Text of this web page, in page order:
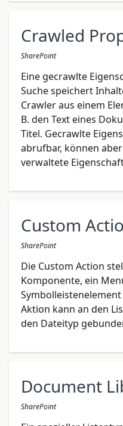
Crawled
SharePoint
Eine gecrawlte
Suche speichert
Crawler aus einem
B. den Text eines
Titel. Gecrawlte
abrufbar, können
verwaltete
Custom
SharePoint
Die Custom Action
Komponente, ein
Aktion kann an den
den Dateityp
Document
SharePoint